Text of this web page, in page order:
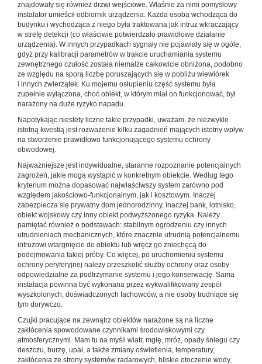
znajdowały się również drzwi wejściowe. Właśnie za nimi pomysłowy
instalator umieścił odbiornik urządzenia. Każda osoba wchodząca do
budynku i wychodząca z niego była traktowana jak intruz wkraczający
w strefę detekcji (co właściwie potwierdzało prawidłowe działanie
urządzenia). W innych przypadkach sygnały nie pojawiały się w ogóle,
gdyż przy kalibracji parametrów w trakcie uruchamiania systemu
zewnętrznego czułość została niemalże całkowicie obniżona, podobno
ze względu na sporą liczbę poruszających się w pobliżu wiewiórek
i innych zwierzątek. Ku mojemu osłupieniu część systemu była
zupełnie wyłączona, choć obiekt, w którym miał on funkcjonować, był
narażony na duże ryzyko napadu.
Napotykając niestety liczne takie przypadki, uważam, że niezwykle
istotną kwestią jest rozważenie kilku zagadnień ­mających istotny wpływ
na stworzenie prawidłowo funkcjonującego systemu ochrony
obwodowej.
Najważniejsze jest indywidualne, staranne rozpoznanie potencjalnych
zagrożeń, jakie mogą wystąpić w konkretnym obiekcie. Według tego
kryterium można dopasować najwłaściwszy system zarówno pod
względem jakościowo-funkcjonalnym, jak i kosztowym. Inaczej
zabezpiecza się prywatny dom jednorodzinny, inaczej bank, lotnisko,
obiekt wojskowy czy inny obiekt podwyższonego ryzyka. Należy
pamiętać również o podstawach: stabilnym ogrodzeniu czy innych
utrudnieniach mechanicznych, które znacznie utrudnią potencjalnemu
intruzowi wtargnięcie do obiektu lub wręcz go zniechęcą do
podejmowania takiej próby. Co więcej, po uruchomieniu systemu
ochrony peryferyjnej należy przeszkolić służby ochrony oraz osoby
odpowiedzialne za podtrzymanie systemu i jego konserwację. Sama
instalacja powinna być wykonana przez wykwalifikowany zespół
wyszkolonych, doświadczonych fachowców, a nie osoby trudniące się
tym dorywczo.
Czujki pracujące na zewnątrz obiektów narażone są na liczne
zakłócenia spowodowane czynnikami środowiskowymi czy
atmosferycznymi. Mam tu na myśli wiatr, mgłę, mróz, opady śniegu czy
deszczu, burzę, upał, a także zmiany oświetlenia, temperatury,
zakłócenia ze strony systemów radarowych, bliskie otoczenie wody,